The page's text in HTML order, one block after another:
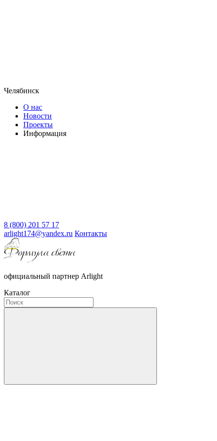
Челябинск
О нас
Новости
Проекты
Информация
8 (800) 201 57 17
arlight174@yandex.ru Контакты
официальный партнер Arlight
Каталог